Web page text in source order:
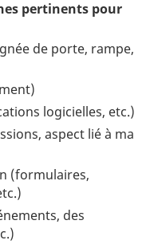
pertinents pour
de porte, rampe,
logicielles, etc.)
aspect lié à ma
(formulaires,
des